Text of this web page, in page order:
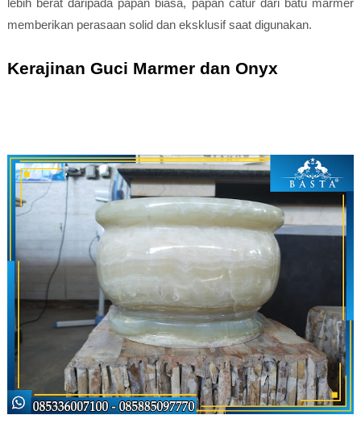
memberikan perasaan solid dan eksklusif saat digunakan.
Kerajinan Guci Marmer dan Onyx